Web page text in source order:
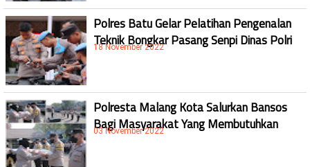
Polres Batu Gelar Pelatihan Pengenalan
Teknik Bongkar Pasang Senpi Dinas Polri
18 November 2022
Polresta Malang Kota Salurkan Bansos
Bagi Masyarakat Yang Membutuhkan
03 November 2022